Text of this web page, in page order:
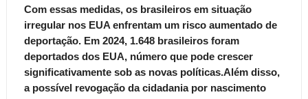
Com essas medidas, os brasileiros em situação
irregular nos EUA enfrentam um risco aumentado de
deportação. Em 2024, 1.648 brasileiros foram
deportados dos EUA, número que pode crescer
significativamente sob as novas políticas.Além disso,
a possível revogação da cidadania por nascimento